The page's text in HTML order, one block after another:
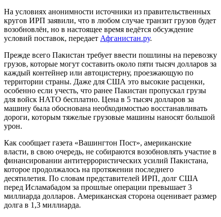
На условиях анонимности источники из правительственных
кругов ИРП заявили, что в любом случае транзит грузов будет
возобновлён, но в настоящее время ведётся обсуждение
условий поставок, передает Афганистан.ру.
Прежде всего Пакистан требует ввести пошлины на перевозку
грузов, которые могут составить около пяти тысяч долларов за
каждый контейнер или автоцистерну, проезжающую по
территории страны. Даже для США это высокие расценки,
особенно если учесть, что ранее Пакистан пропускал грузы
для войск НАТО бесплатно. Цена в 5 тысяч долларов за
машину была обоснована необходимостью восстанавливать
дороги, которым тяжелые грузовые машины наносят большой
урон.
Как сообщает газета «Вашингтон Пост», американские
власти, в свою очередь, не собираются возобновлять участие в
финансировании антитеррористических усилий Пакистана,
которое продолжалось на протяжении последнего
десятилетия. По словам представителей ИРП, долг США
перед Исламабадом за прошлые операции превышает 3
миллиарда долларов. Американская сторона оценивает размер
долга в 1,3 миллиарда.